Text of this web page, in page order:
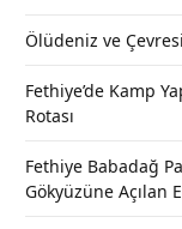
Ölüdeniz ve
Fethiye’de Kamp
Rotası
Fethiye Babadağ
Gökyüzüne Açılan